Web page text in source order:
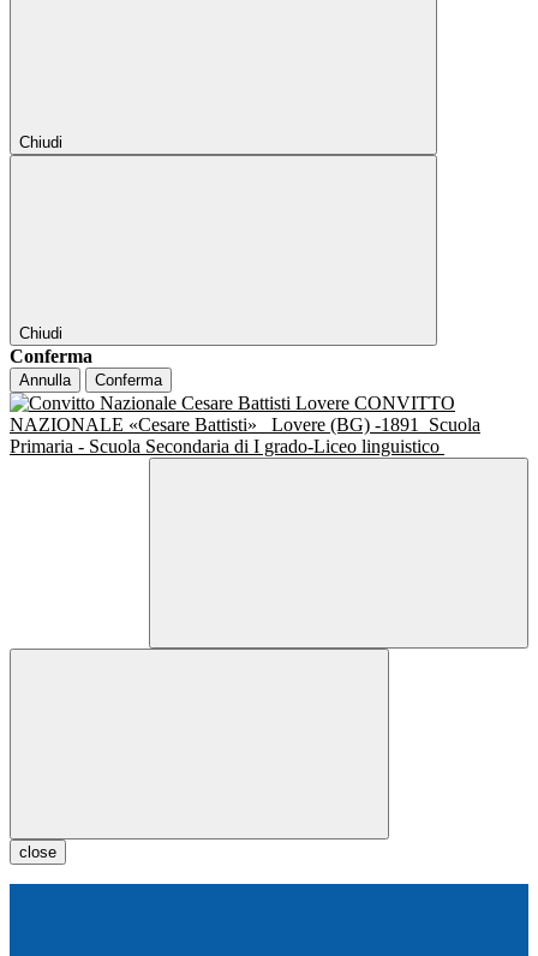
Chiudi
Chiudi
Conferma
Annulla Conferma
CONVITTO
NAZIONALE «Cesare Battisti»
Lovere (BG) -1891
Scuola
Primaria - Scuola Secondaria di I grado-Liceo linguistico
close